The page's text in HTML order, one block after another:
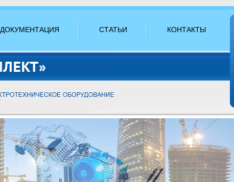
ДОКУМЕНТАЦИЯ СТАТЬИ КОНТАКТЫ